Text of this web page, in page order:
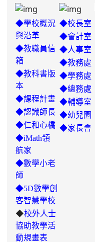
◆學校概況
與沿革
◆教職員信
箱
◆教科書版
本
◆課程計畫
◆認識師長
◆仁和心橋
◆iMath領
航家
◆數學小老
師
◆5D數學創
客智慧學校
◆校外人士
協助教學活
動規畫表
◆校長室
◆會計室
◆人事室
◆教務處
◆學務處
◆總務處
◆輔導室
◆幼兒園
◆家長會